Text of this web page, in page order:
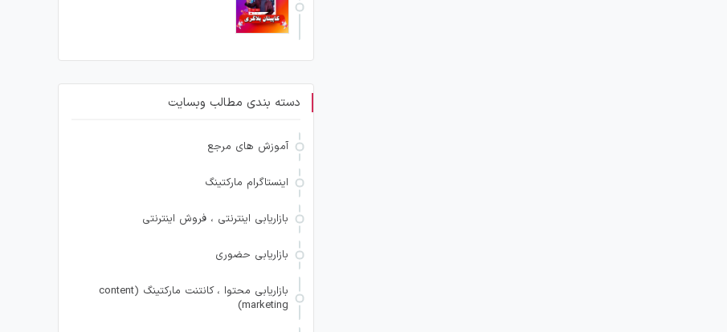
دسته بندی مطالب وبسایت
آموزش های مرجع
اینستاگرام مارکتینگ
بازاریابی اینترنتی ، فروش اینترنتی
بازاریابی حضوری
بازاریابی محتوا ، کانتنت مارکتینگ (content
marketing)